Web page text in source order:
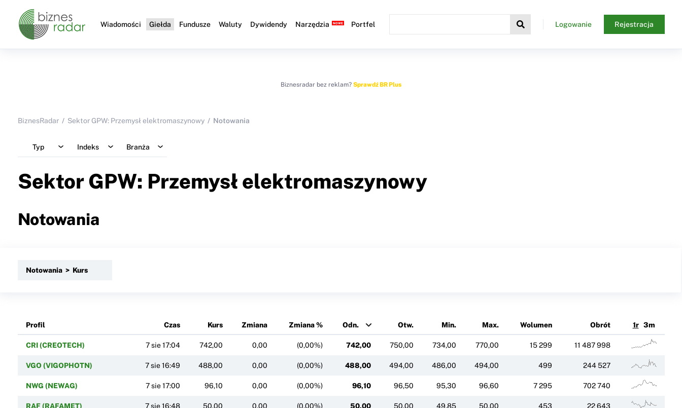
Wiadomości Giełda Fundusze Waluty Dywidendy Narzędzia Portfel Logowanie Rejestracja
Biznesradar bez reklam? Sprawdź BR Plus
BiznesRadar Sektor GPW: Przemysł elektromaszynowy Notowania
Typ Indeks Branża
Sektor GPW: Przemysł elektromaszynowy
Notowania
Notowania > Kurs
Profil Czas Kurs Zmiana Zmiana % Odn. Otw. Min. Max. Wolumen Obrót 1r 3m
CRI (CREOTECH) 7 sie 17:04 742,00 0,00 (0,00%) 742,00 750,00 734,00 770,00 15 299 11 487 998
VGO (VIGOPHOTN) 7 sie 16:49 488,00 0,00 (0,00%) 488,00 494,00 486,00 494,00 499 244 527
NWG (NEWAG) 7 sie 17:00 96,10 0,00 (0,00%) 96,10 96,50 95,30 96,60 7 295 702 740
RAF (RAFAMET) 7 sie 16:48 50,00 0,00 (0,00%) 50,00 50,00 49,85 50,00 453 22 643